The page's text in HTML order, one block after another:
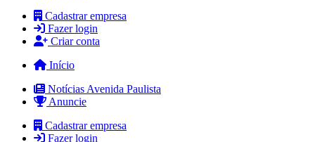
Cadastrar empresa
Fazer login
Criar conta
Início
Notícias Avenida Paulista
Anuncie
Cadastrar empresa
Fazer login